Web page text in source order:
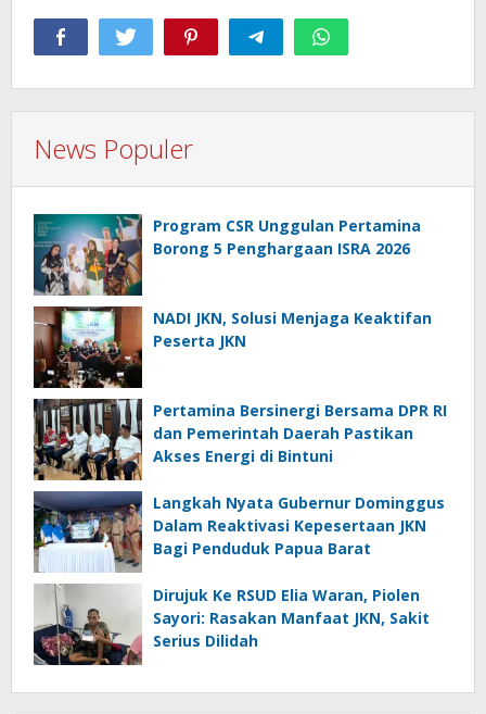
News Populer
Program CSR Unggulan Pertamina
Borong 5 Penghargaan ISRA 2026
NADI JKN, Solusi Menjaga Keaktifan
Peserta JKN
Pertamina Bersinergi Bersama DPR RI
dan Pemerintah Daerah Pastikan
Akses Energi di Bintuni
Langkah Nyata Gubernur Dominggus
Dalam Reaktivasi Kepesertaan JKN
Bagi Penduduk Papua Barat
Dirujuk Ke RSUD Elia Waran, Piolen
Sayori: Rasakan Manfaat JKN, Sakit
Serius Dilidah